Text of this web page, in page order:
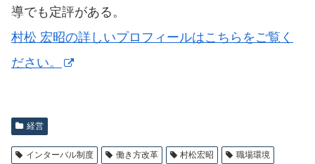
導でも定評がある。
村松 宏昭の詳しいプロフィールはこちらをご覧く
ださい。
経営
インターバル制度 働き方改革 村松宏昭 職場環境